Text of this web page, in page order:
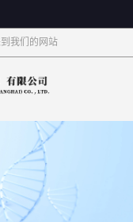
我们的网站